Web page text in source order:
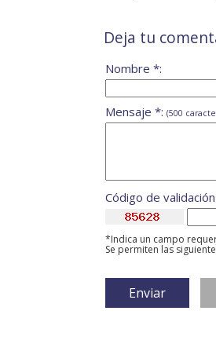
Deja tu
Nombre *:
Mensaje *: (500
Código de
*Indica un campo
Se permiten las